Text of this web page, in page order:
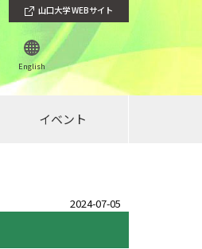
English
山口大学 WEBサイト
イベント
2024-07-05